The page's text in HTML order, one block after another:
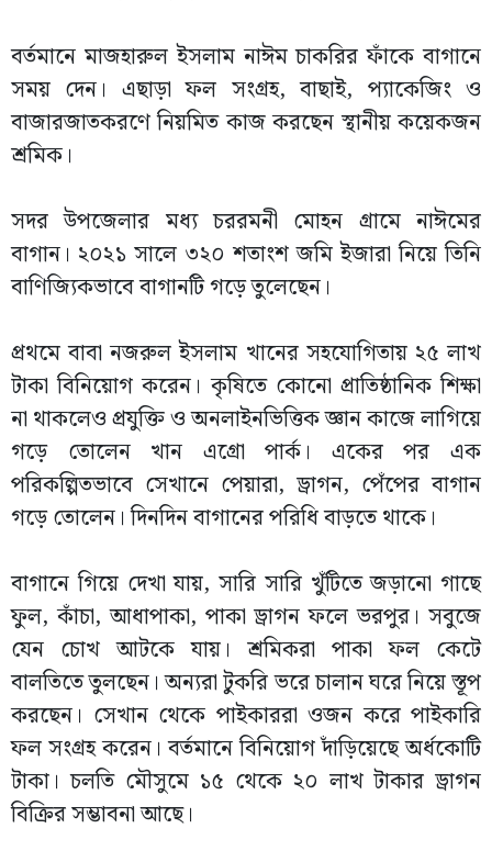
বর্তমানে মাজহারুল ইসলাম নাঈম চাকরির ফাঁকে বাগানে
সময় দেন। এছাড়া ফল সংগ্রহ, বাছাই, প্যাকেজিং ও
বাজারজাতকরণে নিয়মিত কাজ করছেন স্থানীয় কয়েকজন
শ্রমিক।
সদর উপজেলার মধ্য চররমনী মোহন গ্রামে নাঈমের
বাগান। ২০২১ সালে ৩২০ শতাংশ জমি ইজারা নিয়ে তিনি
বাণিজ্যিকভাবে বাগানটি গড়ে তুলেছেন।
প্রথমে বাবা নজরুল ইসলাম খানের সহযোগিতায় ২৫ লাখ
টাকা বিনিয়োগ করেন। কৃষিতে কোনো প্রাতিষ্ঠানিক শিক্ষা
না থাকলেও প্রযুক্তি ও অনলাইনভিত্তিক জ্ঞান কাজে লাগিয়ে
গড়ে তোলেন খান এগ্রো পার্ক। একের পর এক
পরিকল্পিতভাবে সেখানে পেয়ারা, ড্রাগন, পেঁপের বাগান
গড়ে তোলেন। দিনদিন বাগানের পরিধি বাড়তে থাকে।
বাগানে গিয়ে দেখা যায়, সারি সারি খুঁটিতে জড়ানো গাছে
ফুল, কাঁচা, আধাপাকা, পাকা ড্রাগন ফলে ভরপুর। সবুজে
যেন চোখ আটকে যায়। শ্রমিকরা পাকা ফল কেটে
বালতিতে তুলছেন। অন্যরা টুকরি ভরে চালান ঘরে নিয়ে স্তূপ
করছেন। সেখান থেকে পাইকাররা ওজন করে পাইকারি
ফল সংগ্রহ করেন। বর্তমানে বিনিয়োগ দাঁড়িয়েছে অর্ধকোটি
টাকা। চলতি মৌসুমে ১৫ থেকে ২০ লাখ টাকার ড্রাগন
বিক্রির সম্ভাবনা আছে।